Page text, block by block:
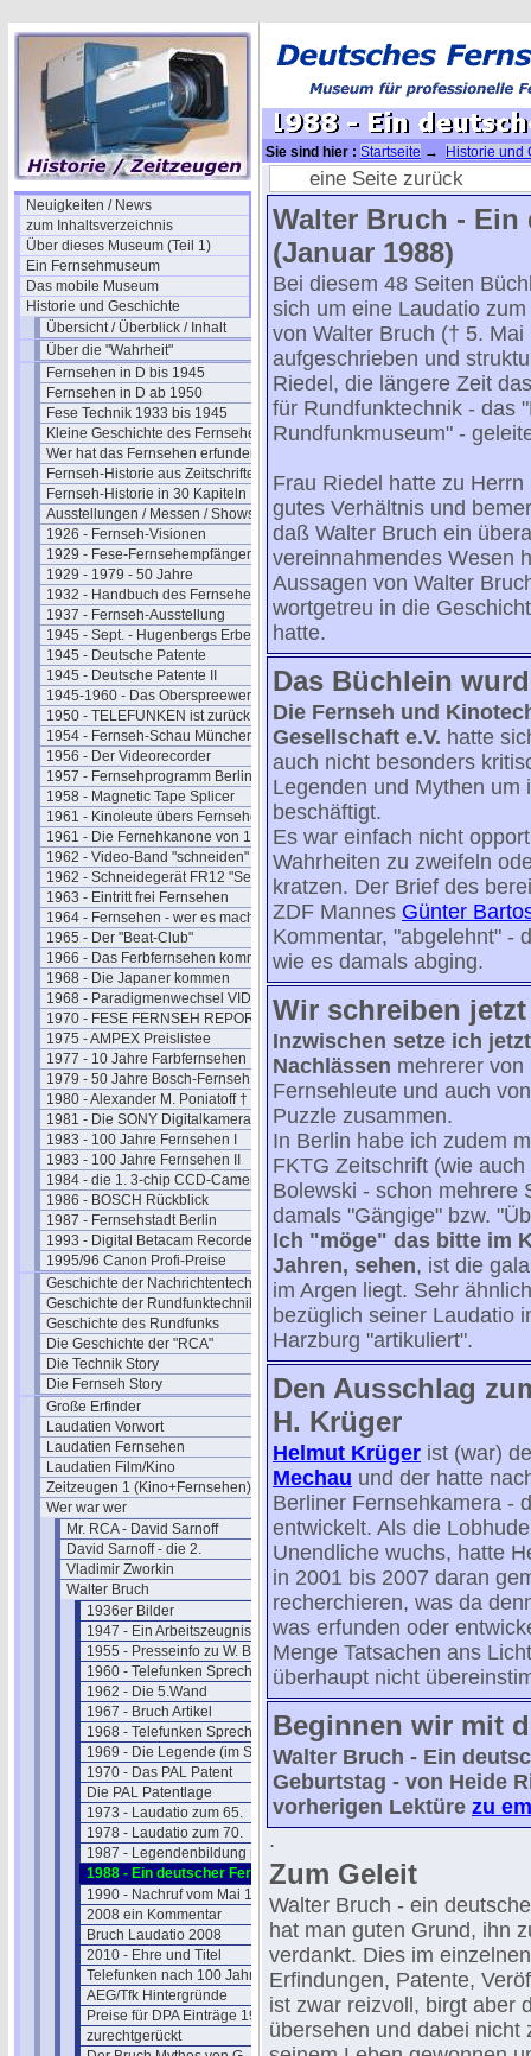
Neuigkeiten / News
zum Inhaltsverzeichnis
Über dieses Museum (Teil 1)
Ein Fernsehmuseum
Das mobile Museum
Historie und Geschichte
Übersicht / Überblick / Inhalt
Über die "Wahrheit"
Fernsehen in D bis 1945
Fernsehen in D ab 1950
Fese Technik 1933 bis 1945
Kleine Geschichte des Fernsehens
Wer hat das Fernsehen erfunden?
Fernseh-Historie aus Zeitschriften
Fernseh-Historie in 30 Kapiteln
Ausstellungen / Messen / Shows
1926 - Fernseh-Visionen
1929 - Fese-Fernsehempfänger
1929 - 1979 - 50 Jahre
1932 - Handbuch des Fernsehens
1937 - Fernseh-Ausstellung
1945 - Sept. - Hugenbergs Erbe
1945 - Deutsche Patente
1945 - Deutsche Patente II
1945-1960 - Das Oberspreewerk
1950 - TELEFUNKEN ist zurück
1954 - Fernseh-Schau München
1956 - Der Videorecorder
1957 - Fernsehprogramm Berlin
1958 - Magnetic Tape Splicer
1961 - Kinoleute übers Fernsehen
1961 - Die Fernehkanone von 1936
1962 - Video-Band "schneiden"
1962 - Schneidegerät FR12 "Senior"
1963 - Eintritt frei Fernsehen
1964 - Fernsehen - wer es macht
1965 - Der "Beat-Club"
1966 - Das Ferbfernsehen kommt
1968 - Die Japaner kommen
1968 - Paradigmenwechsel VIDEO
1970 - FESE FERNSEH REPORT
1975 - AMPEX Preislistee
1977 - 10 Jahre Farbfernsehen
1979 - 50 Jahre Bosch-Fernseh
1980 - Alexander M. Poniatoff †
1981 - Die SONY Digitalkamera
1983 - 100 Jahre Fernsehen I
1983 - 100 Jahre Fernsehen II
1984 - die 1. 3-chip CCD-Camera
1986 - BOSCH Rückblick
1987 - Fernsehstadt Berlin
1993 - Digital Betacam Recorder
1995/96 Canon Profi-Preise
Geschichte der Nachrichtentechnik
Geschichte der Rundfunktechnik
Geschichte des Rundfunks
Die Geschichte der "RCA"
Die Technik Story
Die Fernseh Story
Große Erfinder
Laudatien Vorwort
Laudatien Fernsehen
Laudatien Film/Kino
Zeitzeugen 1 (Kino+Fernsehen)
Wer war wer
Mr. RCA - David Sarnoff
David Sarnoff - die 2.
Vladimir Zworkin
Walter Bruch
1936er Bilder
1947 - Ein Arbeitszeugnis
1955 - Presseinfo zu W. Bruch
1960 - Telefunken Sprecher 3
1962 - Die 5.Wand
1967 - Bruch Artikel
1968 - Telefunken Sprecher 45
1969 - Die Legende (im Spiegel)
1970 - Das PAL Patent
Die PAL Patentlage
1973 - Laudatio zum 65.
1978 - Laudatio zum 70.
1987 - Legendenbildung pur
1988 - Ein deutscher Fernseh-Pionier
1990 - Nachruf vom Mai 1990
2008 ein Kommentar
Bruch Laudatio 2008
2010 - Ehre und Titel
Telefunken nach 100 Jahren
AEG/Tfk Hintergründe
Preise für DPA Einträge 1960
zurechtgerückt
Sie sind hier : Startseite →
Historie und
deutscher Fernseh-Pionier
eine Seite zurück
Walter Bruch -
(Januar 1988)
Bei diesem 48 Seiten
sich um eine Laudatio
von Walter Bruch († 5. Mai
aufgeschrieben und
Riedel, die längere Zeit
für Rundfunktechnik - das
Rundfunkmuseum" -
Frau Riedel hatte zu
gutes Verhältnis und
daß Walter Bruch ein
vereinnahmendes Wesen
Aussagen von Walter
wortgetreu in die
hatte.
Das Büchlein
Die Fernseh und
Gesellschaft e.V. hatte
auch nicht besonders
Legenden und Mythen um
beschäftigt.
Es war einfach nicht
Wahrheiten zu zweifeln
kratzen. Der Brief des
ZDF Mannes Günter
Kommentar, "abgelehnt" -
wie es damals abging.
Wir schreiben
Inzwischen setze ich
Nachlässen mehrerer
Fernsehleute und auch
Puzzle zusammen.
In Berlin habe ich zudem
FKTG Zeitschrift (wie
Bolewski - schon mehrere
damals "Gängige" bzw.
Ich "möge" das bitte im
Jahren, sehen, ist die
im Argen liegt. Sehr
bezüglich seiner Laudatio
Harzburg "artikuliert".
Den Ausschlag
H. Krüger
Helmut Krüger ist (war)
Mechau und der hatte
Berliner Fernsehkamera -
entwickelt. Als die
Unendliche wuchs, hatte
in 2001 bis 2007 daran
recherchieren, was da
was erfunden oder
Menge Tatsachen ans
überhaupt nicht
Beginnen wir mit
Walter Bruch - Ein
Geburtstag - von Heide
vorherigen Lektüre zu
.
Zum Geleit
Walter Bruch - ein
hat man guten Grund, ihn
verdankt. Dies im
Erfindungen, Patente,
ist zwar reizvoll, birgt aber
übersehen und dabei nicht